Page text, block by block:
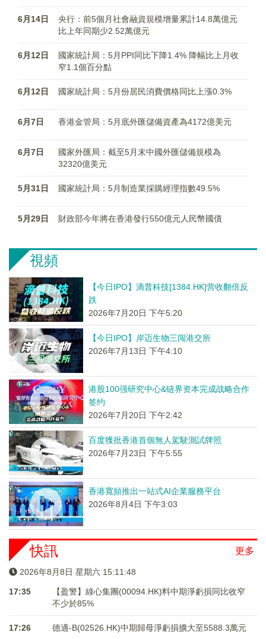
6月14日
央行：前5個月社會融資規模增量累計14.8萬億元
比上年同期少2.52萬億元
6月12日
國家統計局：5月PPI同比下降1.4% 降幅比上月收
窄1.1個百分點
6月12日 國家統計局：5月份居民消費價格同比上漲0.3%
6月7日 香港金管局：5月底外匯儲備資產為4172億美元
6月7日
國家外匯局：截至5月末中國外匯儲備規模為
32320億美元
5月31日 國家統計局：5月制造業採購經理指數49.5%
5月29日 財政部今年將在香港發行550億元人民幣國債
視頻
【今日IPO】滴普科技[1384.HK]营收翻倍反
跌
2026年7月20日 下午5:20
【今日IPO】岸迈生物三闯港交所
2026年7月13日 下午4:10
港股100强研究中心&链界资本完成战略合作
签约
2026年7月20日 下午2:42
百度獲批香港首個無人駕駛測試牌照
2026年7月23日 下午5:55
香港寬頻推出一站式AI企業服務平台
2026年8月4日 下午3:03
更多
快訊
2026年8月8日 星期六 15:11:48
17:35
【盈警】綠心集團(00094.HK)料中期淨虧損同比收窄
不少於85%
17:26 德適-B(02526.HK)中期歸母淨虧損擴大至5588.3萬元